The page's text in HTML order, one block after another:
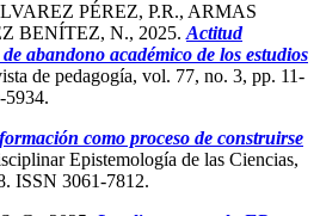
PÉREZ, P.R., ARMAS
BENÍTEZ, N., 2025.Actitud
abandono académico de los estudios
de pedagogía, vol. 77, no. 3, pp. 11-
5934.
como proceso de construirse
Epistemología de las Ciencias,
ISSN 3061-7812.